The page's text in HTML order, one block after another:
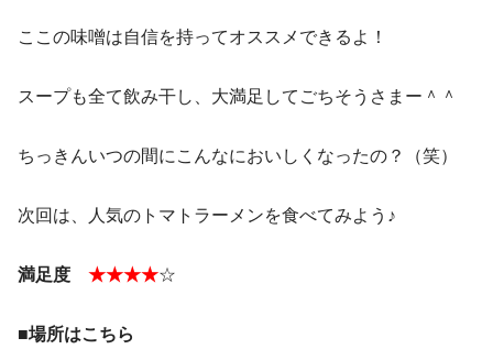
ここの味噌は自信を持ってオススメできるよ！
スープも全て飲み干し、大満足してごちそうさまー＾＾
ちっきんいつの間にこんなにおいしくなったの？（笑）
次回は、人気のトマトラーメンを食べてみよう♪
満足度 ★★★★☆
■場所はこちら